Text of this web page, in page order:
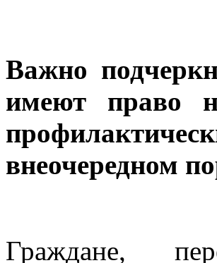
Важно
имеют право
внеочередном
Граждане,